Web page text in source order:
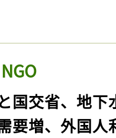
国交省、地下
要増、外国人